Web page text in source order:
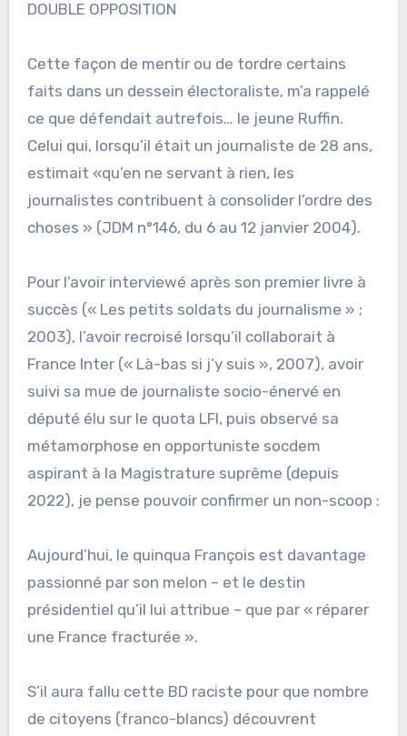
DOUBLE OPPOSITION
Cette façon de mentir ou de tordre certains
faits dans un dessein électoraliste, m’a rappelé
ce que défendait autrefois… le jeune Ruffin.
Celui qui, lorsqu’il était un journaliste de 28 ans,
estimait «qu’en ne servant à rien, les
journalistes contribuent à consolider l’ordre des
choses » (JDM n°146, du 6 au 12 janvier 2004).
Pour l’avoir interviewé après son premier livre à
succès (« Les petits soldats du journalisme » ;
2003), l’avoir recroisé lorsqu’il collaborait à
France Inter (« Là-bas si j’y suis », 2007), avoir
suivi sa mue de journaliste socio-énervé en
député élu sur le quota LFI, puis observé sa
métamorphose en opportuniste socdem
aspirant à la Magistrature suprême (depuis
2022), je pense pouvoir confirmer un non-scoop :
Aujourd’hui, le quinqua François est davantage
passionné par son melon – et le destin
présidentiel qu’il lui attribue – que par « réparer
une France fracturée ».
S’il aura fallu cette BD raciste pour que nombre
de citoyens (franco-blancs) découvrent